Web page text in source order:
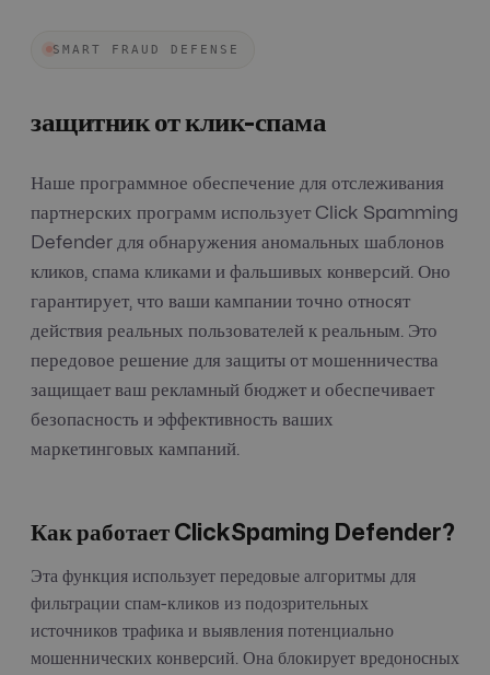
SMART FRAUD DEFENSE
защитник от клик-спама
Наше программное обеспечение для отслеживания
партнерских программ использует Click Spamming
Defender для обнаружения аномальных шаблонов
кликов, спама кликами и фальшивых конверсий. Оно
гарантирует, что ваши кампании точно относят
действия реальных пользователей к реальным. Это
передовое решение для защиты от мошенничества
защищает ваш рекламный бюджет и обеспечивает
безопасность и эффективность ваших
маркетинговых кампаний.
Как работает ClickSpaming Defender?
Эта функция использует передовые алгоритмы для
фильтрации спам-кликов из подозрительных
источников трафика и выявления потенциально
мошеннических конверсий. Она блокирует вредоносных